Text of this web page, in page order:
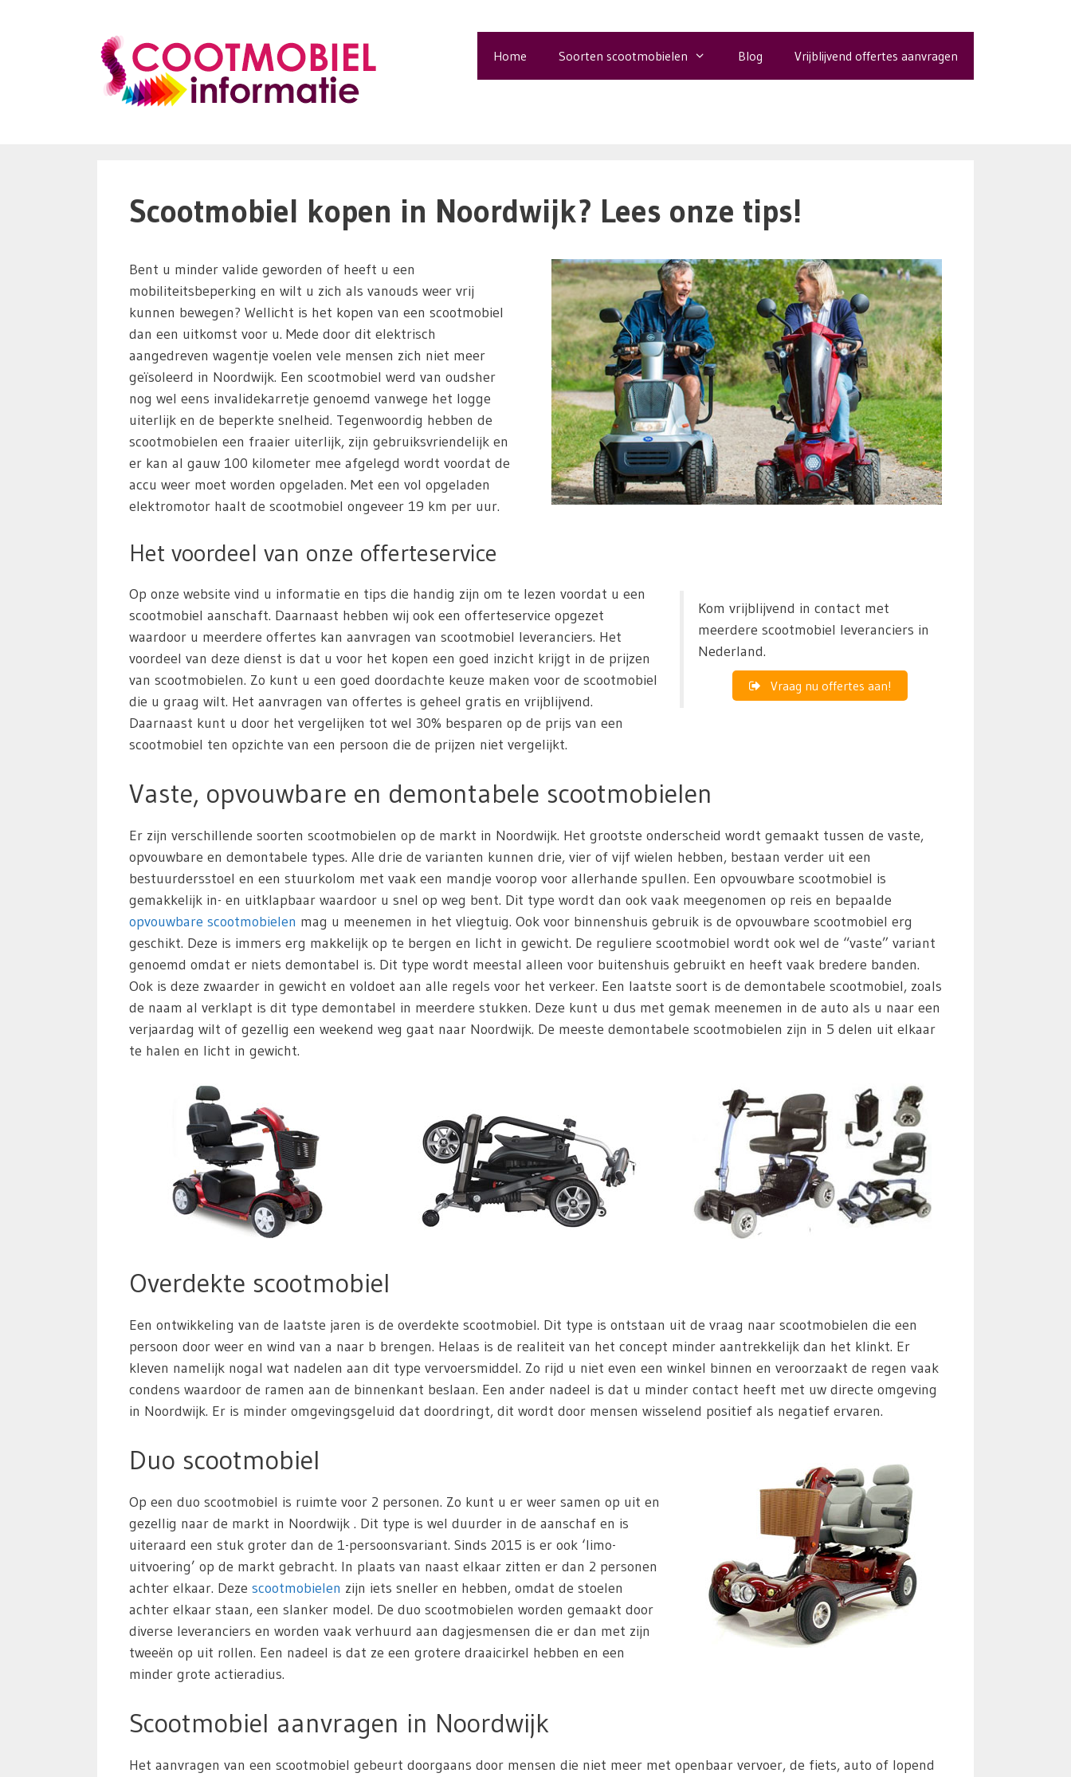
Home Soorten scootmobielen Blog Vrijblijvend offertes aanvragen
Scootmobiel kopen in Noordwijk? Lees onze tips!
Bent u minder valide geworden of heeft u een
mobiliteitsbeperking en wilt u zich als vanouds weer vrij
kunnen bewegen? Wellicht is het kopen van een scootmobiel
dan een uitkomst voor u. Mede door dit elektrisch
aangedreven wagentje voelen vele mensen zich niet meer
geïsoleerd in Noordwijk. Een scootmobiel werd van oudsher
nog wel eens invalidekarretje genoemd vanwege het logge
uiterlijk en de beperkte snelheid. Tegenwoordig hebben de
scootmobielen een fraaier uiterlijk, zijn gebruiksvriendelijk en
er kan al gauw 100 kilometer mee afgelegd wordt voordat de
accu weer moet worden opgeladen. Met een vol opgeladen
elektromotor haalt de scootmobiel ongeveer 19 km per uur.
Het voordeel van onze offerteservice
Kom vrijblijvend in contact met
meerdere scootmobiel leveranciers in
Nederland.
Vraag nu offertes aan!
Op onze website vind u informatie en tips die handig zijn om te lezen voordat u een
scootmobiel aanschaft. Daarnaast hebben wij ook een offerteservice opgezet
waardoor u meerdere offertes kan aanvragen van scootmobiel leveranciers. Het
voordeel van deze dienst is dat u voor het kopen een goed inzicht krijgt in de prijzen
van scootmobielen. Zo kunt u een goed doordachte keuze maken voor de scootmobiel
die u graag wilt. Het aanvragen van offertes is geheel gratis en vrijblijvend.
Daarnaast kunt u door het vergelijken tot wel 30% besparen op de prijs van een
scootmobiel ten opzichte van een persoon die de prijzen niet vergelijkt.
Vaste, opvouwbare en demontabele scootmobielen
Er zijn verschillende soorten scootmobielen op de markt in Noordwijk. Het grootste onderscheid wordt gemaakt tussen de vaste,
opvouwbare en demontabele types. Alle drie de varianten kunnen drie, vier of vijf wielen hebben, bestaan verder uit een
bestuurdersstoel en een stuurkolom met vaak een mandje voorop voor allerhande spullen. Een opvouwbare scootmobiel is
gemakkelijk in- en uitklapbaar waardoor u snel op weg bent. Dit type wordt dan ook vaak meegenomen op reis en bepaalde
opvouwbare scootmobielen mag u meenemen in het vliegtuig. Ook voor binnenshuis gebruik is de opvouwbare scootmobiel erg
geschikt. Deze is immers erg makkelijk op te bergen en licht in gewicht. De reguliere scootmobiel wordt ook wel de “vaste” variant
genoemd omdat er niets demontabel is. Dit type wordt meestal alleen voor buitenshuis gebruikt en heeft vaak bredere banden.
Ook is deze zwaarder in gewicht en voldoet aan alle regels voor het verkeer. Een laatste soort is de demontabele scootmobiel, zoals
de naam al verklapt is dit type demontabel in meerdere stukken. Deze kunt u dus met gemak meenemen in de auto als u naar een
verjaardag wilt of gezellig een weekend weg gaat naar Noordwijk. De meeste demontabele scootmobielen zijn in 5 delen uit elkaar
te halen en licht in gewicht.
Overdekte scootmobiel
Een ontwikkeling van de laatste jaren is de overdekte scootmobiel. Dit type is ontstaan uit de vraag naar scootmobielen die een
persoon door weer en wind van a naar b brengen. Helaas is de realiteit van het concept minder aantrekkelijk dan het klinkt. Er
kleven namelijk nogal wat nadelen aan dit type vervoersmiddel. Zo rijd u niet even een winkel binnen en veroorzaakt de regen vaak
condens waardoor de ramen aan de binnenkant beslaan. Een ander nadeel is dat u minder contact heeft met uw directe omgeving
in Noordwijk. Er is minder omgevingsgeluid dat doordringt, dit wordt door mensen wisselend positief als negatief ervaren.
Duo scootmobiel
Op een duo scootmobiel is ruimte voor 2 personen. Zo kunt u er weer samen op uit en
gezellig naar de markt in Noordwijk . Dit type is wel duurder in de aanschaf en is
uiteraard een stuk groter dan de 1-persoonsvariant. Sinds 2015 is er ook ‘limo-
uitvoering’ op de markt gebracht. In plaats van naast elkaar zitten er dan 2 personen
achter elkaar. Deze scootmobielen zijn iets sneller en hebben, omdat de stoelen
achter elkaar staan, een slanker model. De duo scootmobielen worden gemaakt door
diverse leveranciers en worden vaak verhuurd aan dagjesmensen die er dan met zijn
tweeën op uit rollen. Een nadeel is dat ze een grotere draaicirkel hebben en een
minder grote actieradius.
Scootmobiel aanvragen in Noordwijk
Het aanvragen van een scootmobiel gebeurt doorgaans door mensen die niet meer met openbaar vervoer, de fiets, auto of lopend